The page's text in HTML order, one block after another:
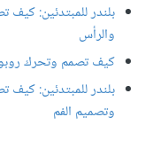
بلندر للمبتدئين:
والرأس
كيف تصمم وتحرك
بلندر للمبتدئين:
وتصميم الفم